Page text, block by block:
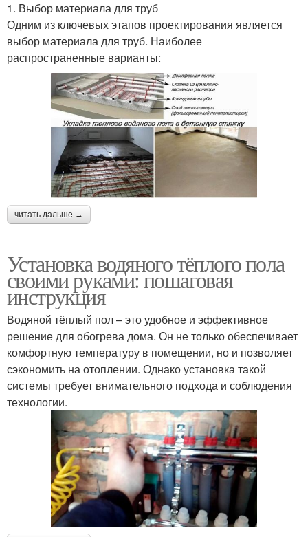
1. Выбор материала для труб
Одним из ключевых этапов проектирования является
выбор материала для труб. Наиболее
распространенные варианты:
читать дальше →
Установка водяного тёплого пола
своими руками: пошаговая
инструкция
Водяной тёплый пол – это удобное и эффективное
решение для обогрева дома. Он не только обеспечивает
комфортную температуру в помещении, но и позволяет
сэкономить на отоплении. Однако установка такой
системы требует внимательного подхода и соблюдения
технологии.